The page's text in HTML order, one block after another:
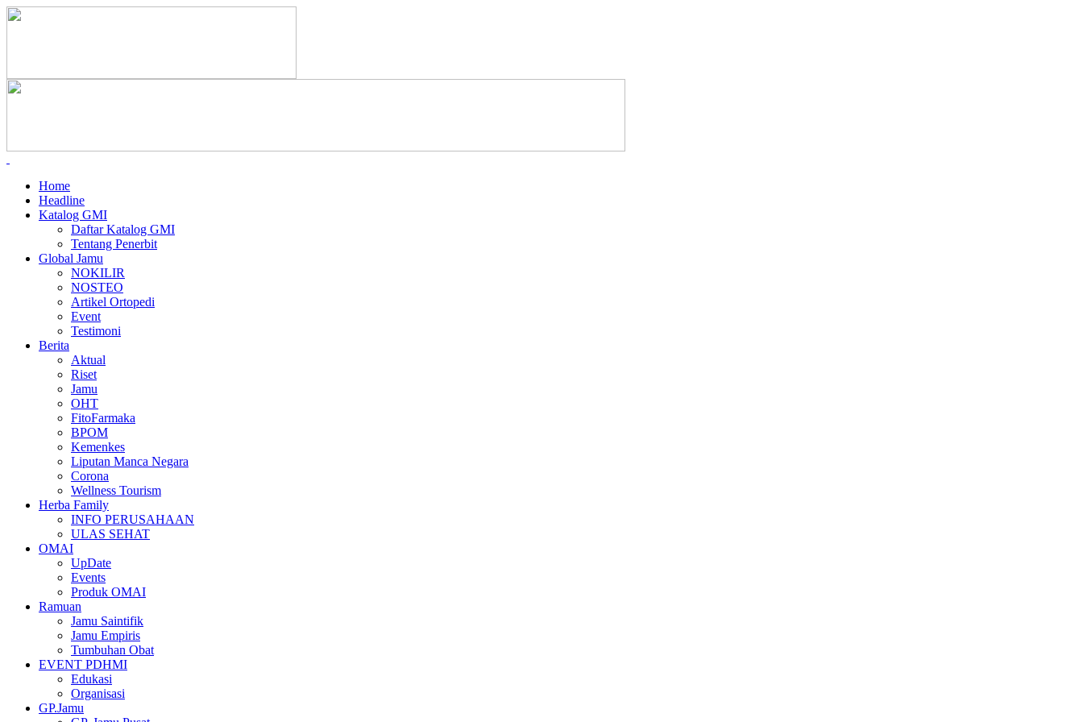
Home
Headline
Katalog GMI
Daftar Katalog GMI
Tentang Penerbit
Global Jamu
NOKILIR
NOSTEO
Artikel Ortopedi
Event
Testimoni
Berita
Aktual
Riset
Jamu
OHT
FitoFarmaka
BPOM
Kemenkes
Liputan Manca Negara
Corona
Wellness Tourism
Herba Family
INFO PERUSAHAAN
ULAS SEHAT
OMAI
UpDate
Events
Produk OMAI
Ramuan
Jamu Saintifik
Jamu Empiris
Tumbuhan Obat
EVENT PDHMI
Edukasi
Organisasi
GP.Jamu